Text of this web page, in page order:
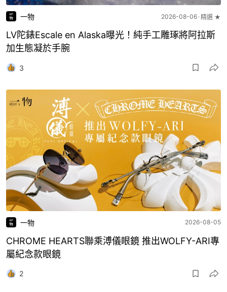
一物 2026-08-06 精選 ★
LV陀錶Escale en Alaska曝光！純手工雕琢將阿拉斯
加生態凝於手腕
3
一物 2026-08-05
CHROME HEARTS聯乘溥儀眼鏡 推出WOLFY-ARI專
屬紀念款眼鏡
2